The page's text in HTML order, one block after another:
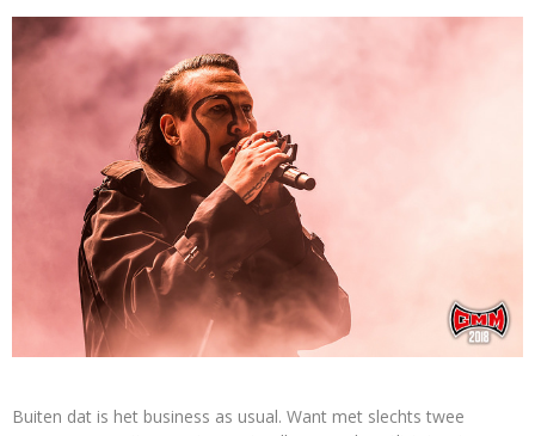
Buiten dat is het business as usual. Want met slechts twee